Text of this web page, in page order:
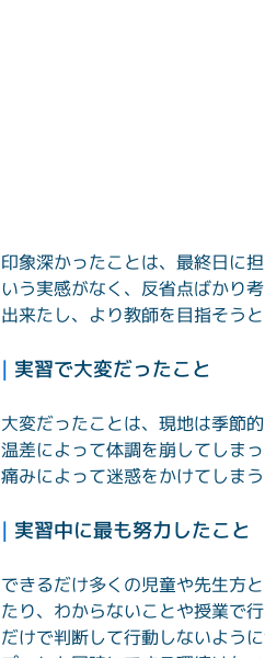
印象深かったことは、最終日に
いう実感がなく、反省点ばかり
出来たし、より教師を目指そう
| 実習で大変だったこと
大変だったことは、現地は季節
温差によって体調を崩してしま
痛みによって迷惑をかけてしま
| 実習中に最も努力したこと
できるだけ多くの児童や先生方
たり、わからないことや授業で
だけで判断して行動しないよう